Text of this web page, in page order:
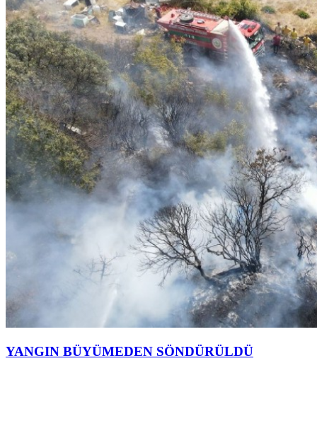
YANGIN BÜYÜMEDEN SÖNDÜRÜLDÜ